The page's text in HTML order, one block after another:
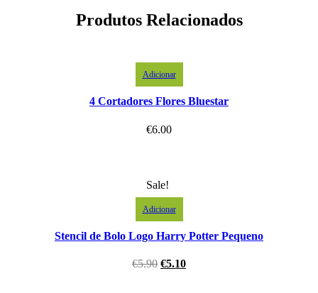
Produtos Relacionados
Adicionar
4 Cortadores Flores Bluestar
€6.00
Sale!
Adicionar
Stencil de Bolo Logo Harry Potter Pequeno
€5.90 €5.10